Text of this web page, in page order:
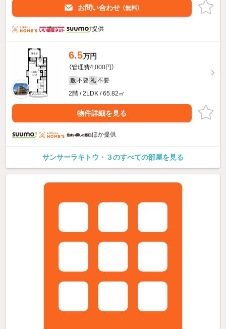
お問い合わせ （無料）
提供
6.5万円
（管理費4,000円）
敷 不要 礼 不要
2階 / 2LDK / 65.82㎡
物件詳細を見る
ほか提供
サンサーラキトウ・３のすべての部屋を見る